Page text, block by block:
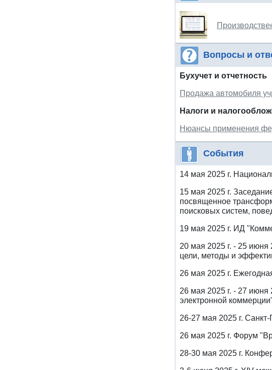
Вопросы и
Бухучет и отчетность
Продажа автомобиля
Налоги и
Нюансы применения
События
14 мая 2025 г.
15 мая 2025 г.
посвященное
поисковых систем,
19 мая 2025 г. ИД
20 мая 2025 г. - 25
цели, методы и
26 мая 2025 г.
26 мая 2025 г. - 27
электронной
26-27 мая 2025 г.
26 мая 2025 г. Форум
28-30 мая 2025 г.